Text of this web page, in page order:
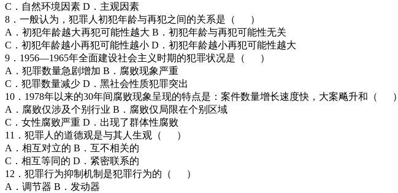
C．自然环境因素 D．主观因素
8．一般认为，犯罪人初犯年龄与再犯之间的关系是（ ）
A．初犯年龄越大再犯可能性越大 B．初犯年龄与再犯可能性无关
C．初犯年龄越小再犯可能性越小 D．初犯年龄越小再犯可能性越大
9．1956—1965年全面建设社会主义时期的犯罪状况是（ ）
A．犯罪数量急剧增加 B．腐败现象严重
C．犯罪数量减少 D．黑社会性质犯罪突出
10．1978年以来的30年间腐败现象呈现的特点是：案件数量增长速度快，大案飚升和（ ）
A．腐败仅涉及个别行业 B．腐败仅局限在个别区域
C．女性腐败严重 D．出现了群体性腐败
11．犯罪人的道德观是与其人生观（ ）
A．相互对立的 B．互不相关的
C．相互等同的 D．紧密联系的
12．犯罪行为抑制机制是犯罪行为的（ ）
A．调节器 B．发动器